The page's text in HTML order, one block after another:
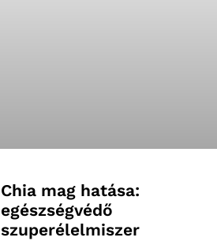
Chia mag hatása:
egészségvédő
szuperélelmiszer